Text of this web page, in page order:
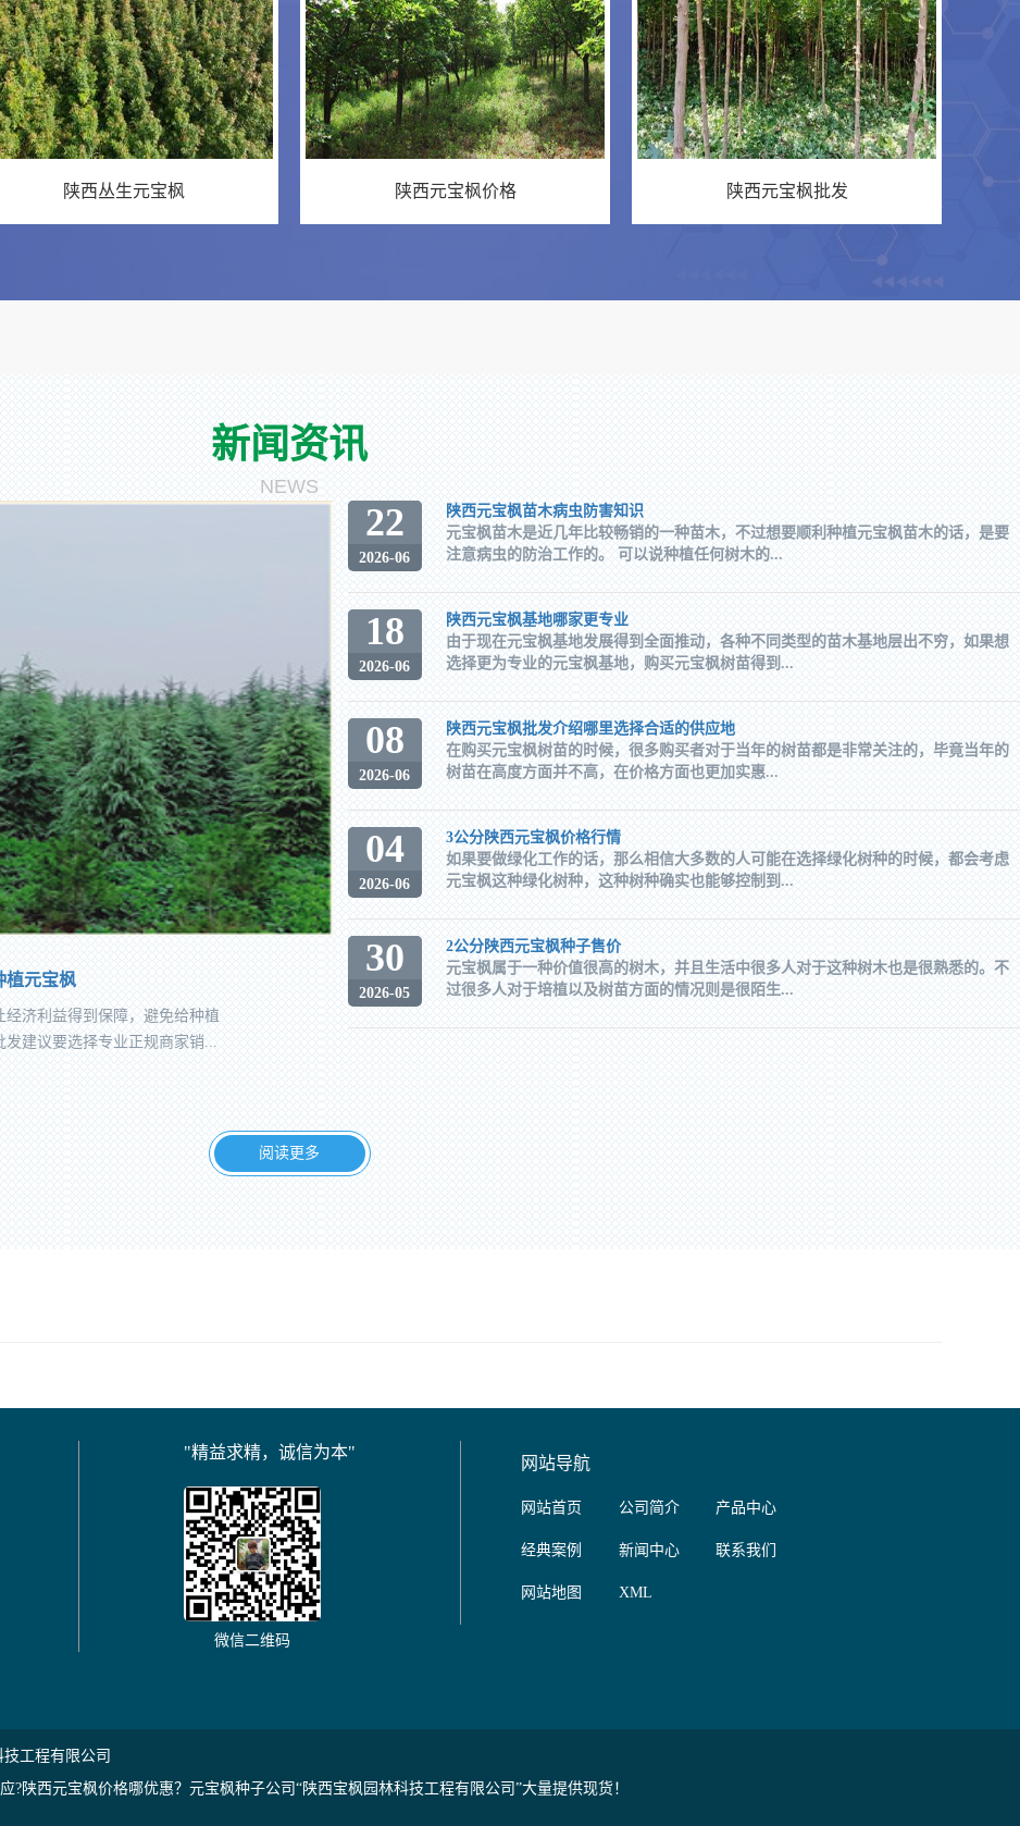
陕西丛生元宝枫 陕西元宝枫价格 陕西元宝枫批发
新闻资讯
NEWS
植元宝枫
济利益得到保障，避免给种植
建议要选择专业正规商家销...
22
2026-06
陕西元宝枫苗木病虫防害知识
元宝枫苗木是近几年比较畅销的一种苗木，不过想要顺利种植元宝枫苗木的话，是要
注意病虫的防治工作的。 可以说种植任何树木的...
18
2026-06
陕西元宝枫基地哪家更专业
由于现在元宝枫基地发展得到全面推动，各种不同类型的苗木基地层出不穷，如果想
选择更为专业的元宝枫基地，购买元宝枫树苗得到...
08
2026-06
陕西元宝枫批发介绍哪里选择合适的供应地
在购买元宝枫树苗的时候，很多购买者对于当年的树苗都是非常关注的，毕竟当年的
树苗在高度方面并不高，在价格方面也更加实惠...
04
2026-06
3公分陕西元宝枫价格行情
如果要做绿化工作的话，那么相信大多数的人可能在选择绿化树种的时候，都会考虑
元宝枫这种绿化树种，这种树种确实也能够控制到...
30
2026-05
2公分陕西元宝枫种子售价
元宝枫属于一种价值很高的树木，并且生活中很多人对于这种树木也是很熟悉的。不
过很多人对于培植以及树苗方面的情况则是很陌生...
阅读更多
"精益求精，诚信为本"
微信二维码
网站导航
网站首页 公司简介 产品中心
经典案例 新闻中心 联系我们
网站地图 XML
工程有限公司
?陕西元宝枫价格哪优惠？元宝枫种子公司“陕西宝枫园林科技工程有限公司”大量提供现货！